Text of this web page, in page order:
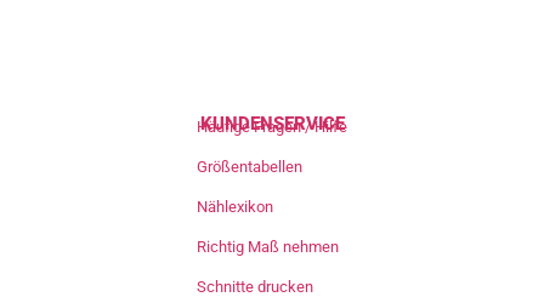
KUNDENSERVICE
Häufige Fragen / Hilfe
Größentabellen
Nählexikon
Richtig Maß nehmen
Schnitte drucken